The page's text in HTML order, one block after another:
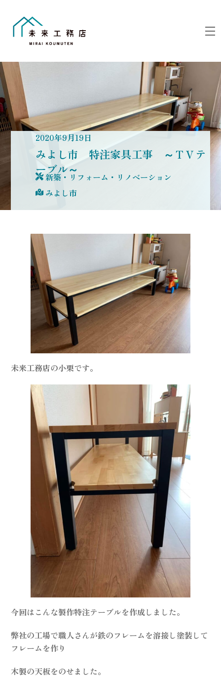
2020年9月19日
みよし市 特注家具工事 ～ＴＶテ
ーブル～
新築・リフォーム・リノベーション
みよし市
未来工務店の小栗です。
今回はこんな製作特注テーブルを作成しました。
弊社の工場で職人さんが鉄のフレームを溶接し塗装して
フレームを作り
木製の天板をのせました。